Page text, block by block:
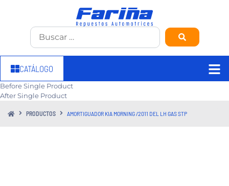
CATÁLOGO
Before Single Product
After Single Product
PRODUCTOS AMORTIGUADOR KIA MORNING /2011 DEL LH GAS STP